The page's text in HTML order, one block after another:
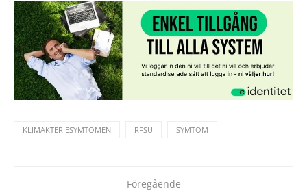
KLIMAKTERIESYMTOMEN RFSU SYMTOM
Föregående